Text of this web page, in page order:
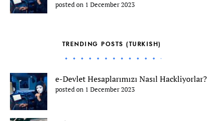
posted on 1 December 2023
TRENDING POSTS (TURKISH)
e-Devlet Hesaplarımızı Nasıl Hackliyorlar?
posted on 1 December 2023